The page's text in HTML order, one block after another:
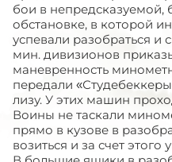
бои в
обстановке, в которой
успевали разобраться и
мин. дивизионов
маневренность
передали
лизу. У этих машин
Воины не таскали
прямо в кузове в
возиться и за счет